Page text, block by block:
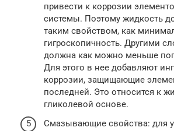
привести к коррозии
системы. Поэтому жидкость
таким свойством, как
гигроскопичность. Другими
должна как можно меньше
Для этого в нее добавляют
коррозии, защищающие
последней. Это относится к
гликолевой основе.
Смазывающие свойства: для